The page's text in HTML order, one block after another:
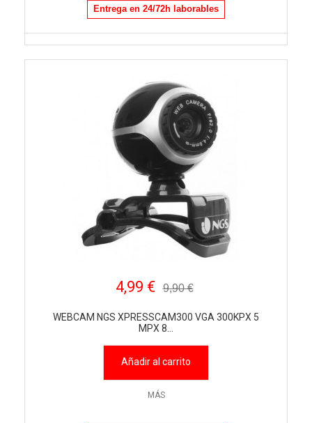
Entrega en 24/72h laborables
4,99 € 9,90 €
WEBCAM NGS XPRESSCAM300 VGA 300KPX 5
MPX 8...
Añadir al carrito
MÁS